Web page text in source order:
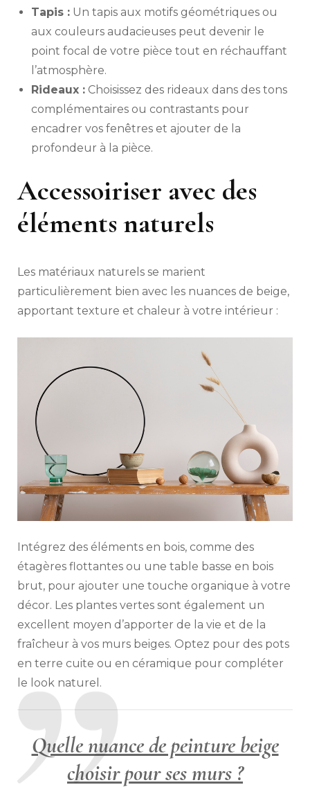
Tapis : Un tapis aux motifs géométriques ou
aux couleurs audacieuses peut devenir le
point focal de votre pièce tout en réchauffant
l’atmosphère.
Rideaux : Choisissez des rideaux dans des tons
complémentaires ou contrastants pour
encadrer vos fenêtres et ajouter de la
profondeur à la pièce.
Accessoiriser avec des
éléments naturels
Les matériaux naturels se marient
particulièrement bien avec les nuances de beige,
apportant texture et chaleur à votre intérieur :
Intégrez des éléments en bois, comme des
étagères flottantes ou une table basse en bois
brut, pour ajouter une touche organique à votre
décor. Les plantes vertes sont également un
excellent moyen d’apporter de la vie et de la
fraîcheur à vos murs beiges. Optez pour des pots
en terre cuite ou en céramique pour compléter
le look naturel.
Quelle nuance de peinture beige
choisir pour ses murs ?